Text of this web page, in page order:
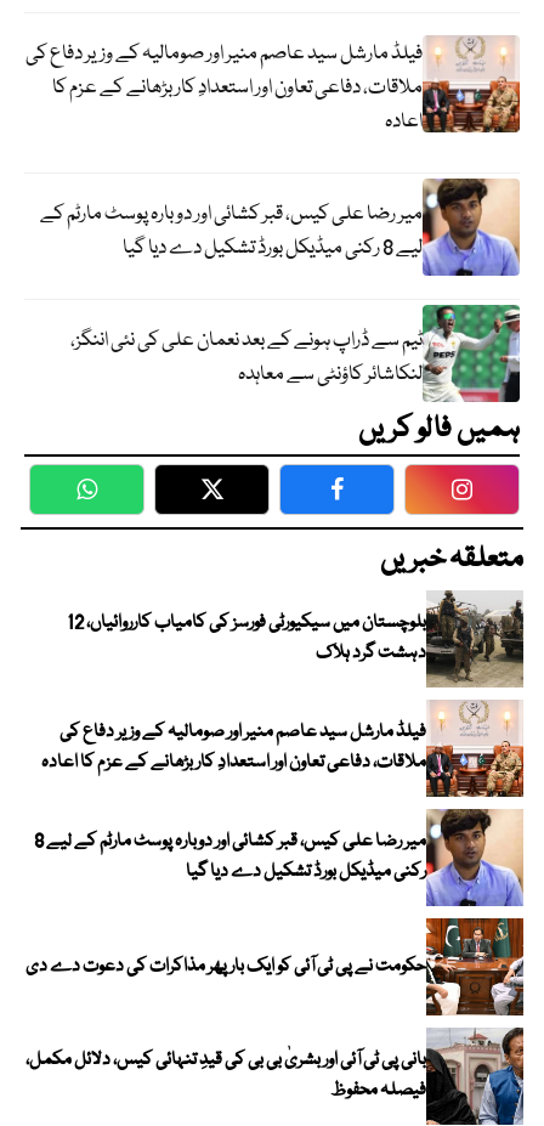
فیلڈ مارشل سید عاصم منیر اور صومالیہ کے وزیر دفاع کی
ملاقات، دفاعی تعاون اور استعدادِ کار بڑھانے کے عزم کا
اعادہ
میر رضا علی کیس، قبر کشائی اور دوبارہ پوسٹ مارٹم کے
لیے 8 رکنی میڈیکل بورڈ تشکیل دے دیا گیا
ٹیم سے ڈراپ ہونے کے بعد نعمان علی کی نئی اننگز،
لنکاشائر کاؤنٹی سے معاہدہ
ہمیں فالو کریں
WhatsApp Twitter Facebook
متعلقہ خبریں
بلوچستان میں سیکیورٹی فورسز کی کامیاب کارروائیاں، 12
دہشت گرد ہلاک
فیلڈ مارشل سید عاصم منیر اور صومالیہ کے وزیر دفاع کی
ملاقات، دفاعی تعاون اور استعدادِ کار بڑھانے کے عزم کا اعادہ
میر رضا علی کیس، قبر کشائی اور دوبارہ پوسٹ مارٹم کے لیے 8
رکنی میڈیکل بورڈ تشکیل دے دیا گیا
حکومت نے پی ٹی آئی کو ایک بارپھر مذاکرات کی دعوت دے دی
بانی پی ٹی آئی اور بشریٰ بی بی کی قیدِ تنہائی کیس، دلائل مکمل،
فیصلہ محفوظ